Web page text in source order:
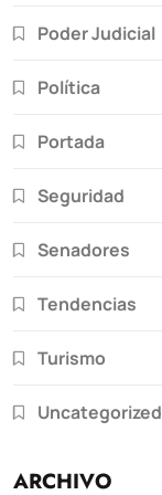
Poder Judicial
Política
Portada
Seguridad
Senadores
Tendencias
Turismo
Uncategorized
ARCHIVO